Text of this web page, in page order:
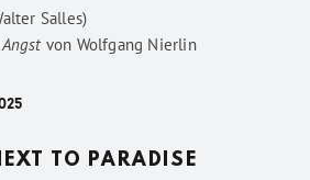
Salles)
von Wolfgang Nierlin
TO PARADISE